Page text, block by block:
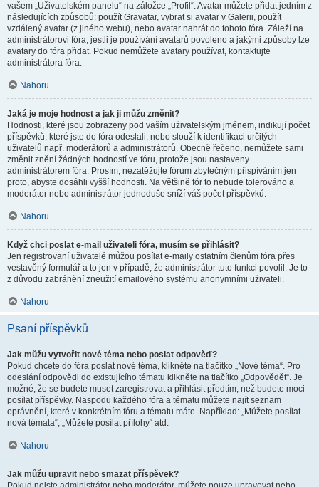
vašem „Uživatelském panelu“ na záložce „Profil“. Avatar můžete přidat jedním z
následujících způsobů: použít Gravatar, vybrat si avatar v Galerii, použít
vzdálený avatar (z jiného webu), nebo avatar nahrát do tohoto fóra. Záleží na
administrátorovi fóra, jestli je používání avatarů povoleno a jakými způsoby lze
avatary do fóra přidat. Pokud nemůžete avatary používat, kontaktujte
administrátora fóra.
Nahoru
Jaká je moje hodnost a jak ji můžu změnit?
Hodnosti, které jsou zobrazeny pod vaším uživatelským jménem, indikují počet
příspěvků, které jste do fóra odeslali, nebo slouží k identifikaci určitých
uživatelů např. moderátorů a administrátorů. Obecně řečeno, nemůžete sami
změnit znění žádných hodností ve fóru, protože jsou nastaveny
administrátorem fóra. Prosím, nezatěžujte fórum zbytečným přispíváním jen
proto, abyste dosáhli vyšší hodnosti. Na většině fór to nebude tolerováno a
moderátor nebo administrátor jednoduše sníží váš počet příspěvků.
Nahoru
Když chci poslat e-mail uživateli fóra, musím se přihlásit?
Jen registrovaní uživatelé můžou posílat e-maily ostatním členům fóra přes
vestavěný formulář a to jen v případě, že administrátor tuto funkci povolil. Je to
z důvodu zabránění zneužití emailového systému anonymními uživateli.
Nahoru
Psaní příspěvků
Jak můžu vytvořit nové téma nebo poslat odpověď?
Pokud chcete do fóra poslat nové téma, klikněte na tlačítko „Nové téma“. Pro
odeslání odpovědi do existujícího tématu klikněte na tlačítko „Odpovědět“. Je
možné, že se budete muset zaregistrovat a přihlásit předtím, než budete moci
posílat příspěvky. Naspodu každého fóra a tématu můžete najít seznam
oprávnění, které v konkrétním fóru a tématu máte. Například: „Můžete posílat
nová témata“, „Můžete posílat přílohy“ atd.
Nahoru
Jak můžu upravit nebo smazat příspěvek?